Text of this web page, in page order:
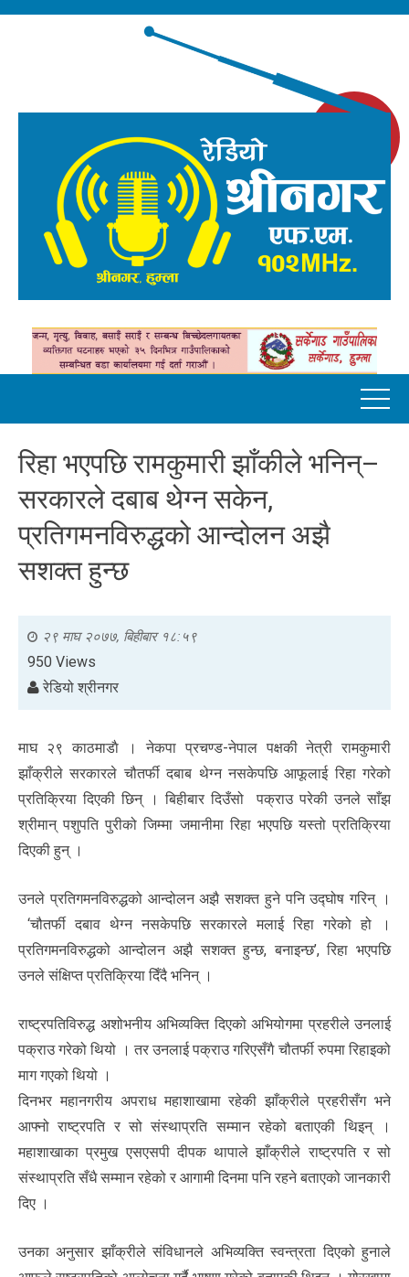
रिहा भएपछि रामकुमारी झाँकीले भनिन्–
सरकारले दबाब थेग्न सकेन,
प्रतिगमनविरुद्धको आन्दोलन अझै
सशक्त हुन्छ
२९ माघ २०७७, बिहीबार १८:५९
950 Views
रेडियो श्रीनगर
माघ २९ काठमाडाै । नेकपा प्रचण्ड-नेपाल पक्षकी नेत्री रामकुमारी
झाँक्रीले सरकारले चौतर्फी दबाब थेग्न नसकेपछि आफूलाई रिहा गरेको
प्रतिक्रिया दिएकी छिन् । बिहीबार दिउँसो पक्राउ परेकी उनले साँझ
श्रीमान् पशुपति पुरीको जिम्मा जमानीमा रिहा भएपछि यस्तो प्रतिक्रिया
दिएकी हुन् ।
उनले प्रतिगमनविरुद्धको आन्दोलन अझै सशक्त हुने पनि उद्घोष गरिन् ।
‘चौतर्फी दबाव थेग्न नसकेपछि सरकारले मलाई रिहा गरेको हो ।
प्रतिगमनविरुद्धको आन्दोलन अझै सशक्त हुन्छ, बनाइन्छ’, रिहा भएपछि
उनले संक्षिप्त प्रतिक्रिया दिँदै भनिन् ।
राष्ट्रपतिविरुद्ध अशोभनीय अभिव्यक्ति दिएको अभियोगमा प्रहरीले उनलाई
पक्राउ गरेको थियो । तर उनलाई पक्राउ गरिएसँगै चौतर्फी रुपमा रिहाइको
माग गएको थियो ।
दिनभर महानगरीय अपराध महाशाखामा रहेकी झाँक्रीले प्रहरीसँग भने
आफ्नो राष्ट्रपति र सो संस्थाप्रति सम्मान रहेको बताएकी थिइन् ।
महाशाखाका प्रमुख एसएसपी दीपक थापाले झाँक्रीले राष्ट्रपति र सो
संस्थाप्रति सँधै सम्मान रहेको र आगामी दिनमा पनि रहने बताएको जानकारी
दिए ।
उनका अनुसार झाँक्रीले संविधानले अभिव्यक्ति स्वन्त्रता दिएको हुनाले